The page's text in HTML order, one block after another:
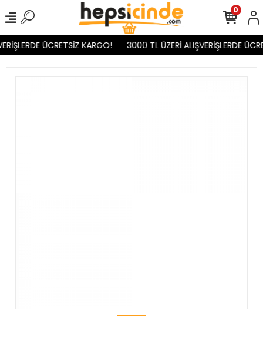
ÜCRETSİZ KARGO! 3000 TL ÜZERİ ALIŞVERİŞLERDE
0